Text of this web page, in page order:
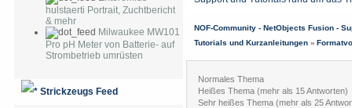
hulstaerti Portrait, Zuchtbericht
& mehr
Milwaukee MW101
Pro pH Meter von Batterie- auf
Strombetrieb umrüsten
Strickzeugs Feed
NOF-Community - NetObjects Fusion -
Tutorials und Kurzanleitungen »
Normales Thema
Heißes Thema (mehr als 15 Antworten)
Sehr heißes Thema (mehr als 25